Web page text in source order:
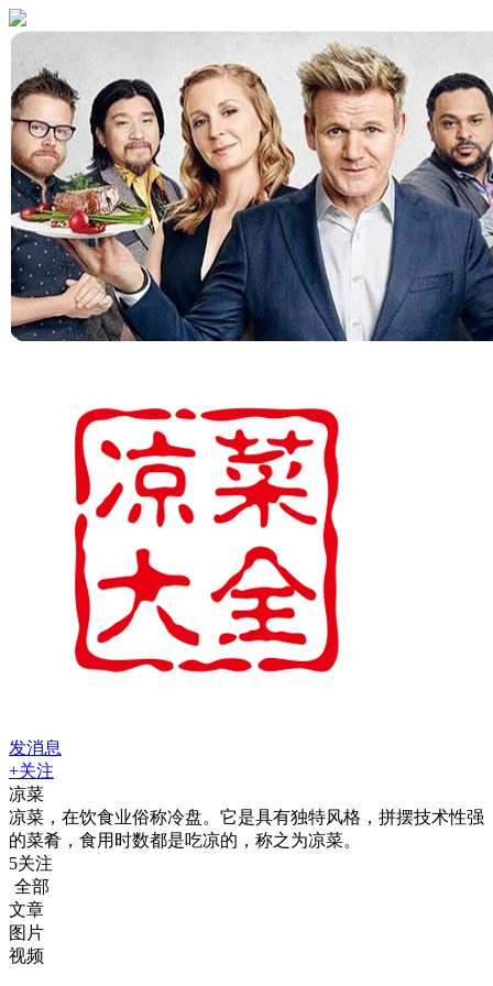
发消息
+关注
凉菜
凉菜，在饮食业俗称冷盘。它是具有独特风格，拼摆技术性强
的菜肴，食用时数都是吃凉的，称之为凉菜。
5关注
全部
文章
图片
视频